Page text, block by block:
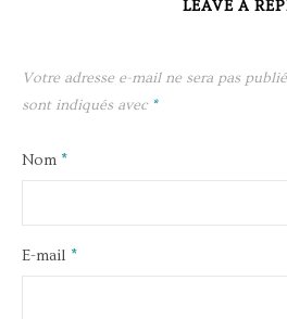
LEAVE A
Votre adresse e-mail ne sera pas
sont indiqués avec *
Nom *
E-mail *